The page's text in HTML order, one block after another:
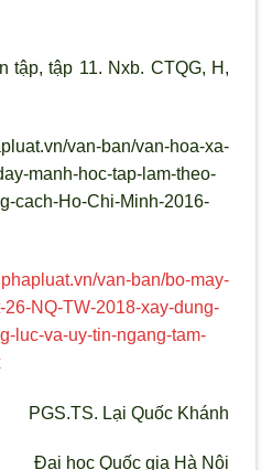
tập, tập 11. Nxb. CTQG, H,
van-ban/van-hoa-xa-
manh-hoc-tap-lam-theo-
cach-Ho-Chi-Minh-2016-
van-ban/bo-may-
NQ-TW-2018-xay-dung-
luc-va-uy-tin-ngang-tam-
PGS.TS. Lại Quốc Khánh
Đại học Quốc gia Hà Nội